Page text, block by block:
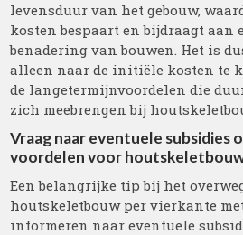
levensduur van het gebouw,
kosten bespaart en bijdraagt
benadering van bouwen. Het is
alleen naar de initiële kosten te
de langetermijnvoordelen die
zich meebrengen bij
Vraag naar eventuele subsidies
voordelen voor
Een belangrijke tip bij het
houtskeletbouw per vierkante
informeren naar eventuele